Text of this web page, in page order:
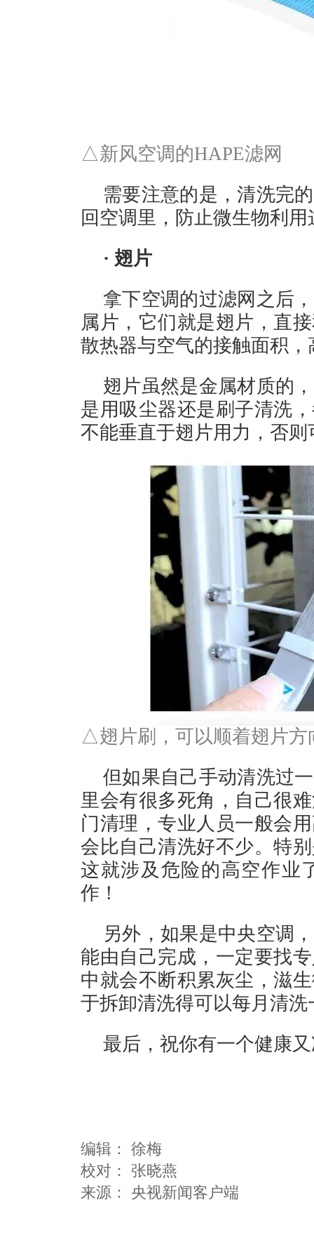
△新风空调的HAPE滤网
需要注意的是，清洗完
回空调里，防止微生物利
· 翅片
拿下空调的过滤网之后
属片，它们就是翅片，直
散热器与空气的接触面积
翅片虽然是金属材质的
是用吸尘器还是刷子清洗
不能垂直于翅片用力，否
△翅片刷，可以顺着翅片方
但如果自己手动清洗过
里会有很多死角，自己很
门清理，专业人员一般会
会比自己清洗好不少。特
这就涉及危险的高空作业
作！
另外，如果是中央空调
能由自己完成，一定要找
中就会不断积累灰尘，滋
于拆卸清洗得可以每月清洗
最后，祝你有一个健康
编辑： 徐梅
校对： 张晓燕